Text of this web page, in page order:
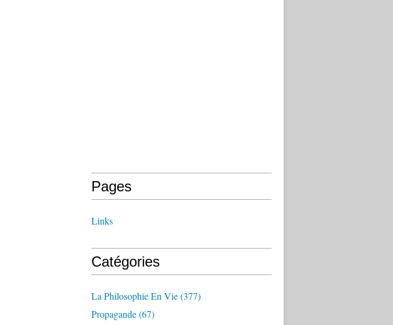
Pages
Links
Catégories
La Philosophie En Vie(377)
Propagande(67)